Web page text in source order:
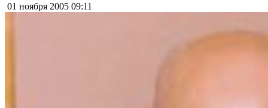
01 ноября 2005 09:11